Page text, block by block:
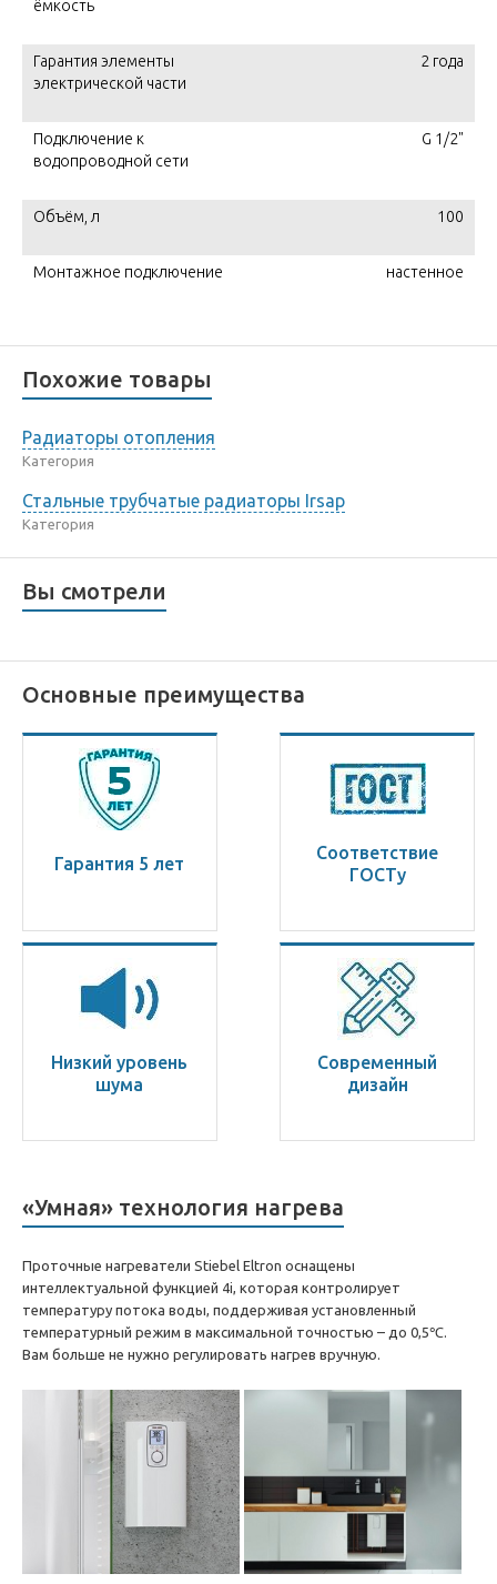
ёмкость
Гарантия элементы
электрической части
2 года
Подключение к
водопроводной сети
G 1/2"
Объём, л 100
Монтажное подключение настенное
Похожие товары
Радиаторы отопления
Категория
Стальные трубчатые радиаторы Irsap
Категория
Вы смотрели
Основные преимущества
Гарантия 5 лет
Соответствие
ГОСТу
Низкий уровень
шума
Современный
дизайн
«Умная» технология нагрева
Проточные нагреватели Stiebel Eltron оснащены
интеллектуальной функцией 4i, которая контролирует
температуру потока воды, поддерживая установленный
температурный режим в максимальной точностью – до 0,5℃.
Вам больше не нужно регулировать нагрев вручную.